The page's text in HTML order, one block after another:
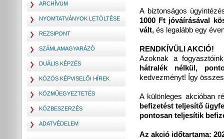
ARCHÍVUM
NYOMTATVÁNYOK LETÖLTÉSE
REZSIPONT
SZÁMLAMAGYARÁZÓ
DUÁLIS KÉPZÉS
KÖZÖS KÉPVISELŐI HÍREK
KÖZMŰEGYEZTETÉS
KÖZBESZERZÉS
ADATVÉDELEM
A biztonságos
1000 Ft jóváírásával
vált, és legalább egy
RENDKÍVÜLI AKCIÓ!
Azoknak a
hátralék nélkül,
kedvezményt! Így
A különleges akcióban
befizetést teljesítő
pontosan teljesítik
Az akció időtartama: